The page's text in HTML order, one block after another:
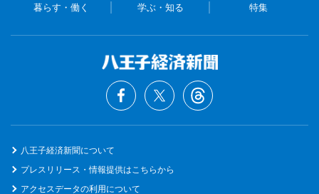
暮らす・働く 学ぶ・知る 特集
八王子経済新聞について
プレスリリース・情報提供はこちらから
アクセスデータの利用について